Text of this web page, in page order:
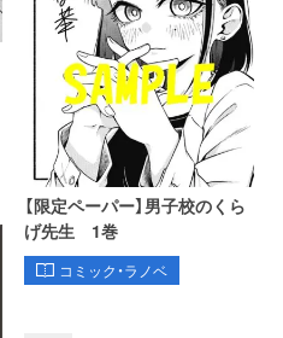
【限定ペーパー】男子校のくら
げ先生 1巻
コミック・ラノベ